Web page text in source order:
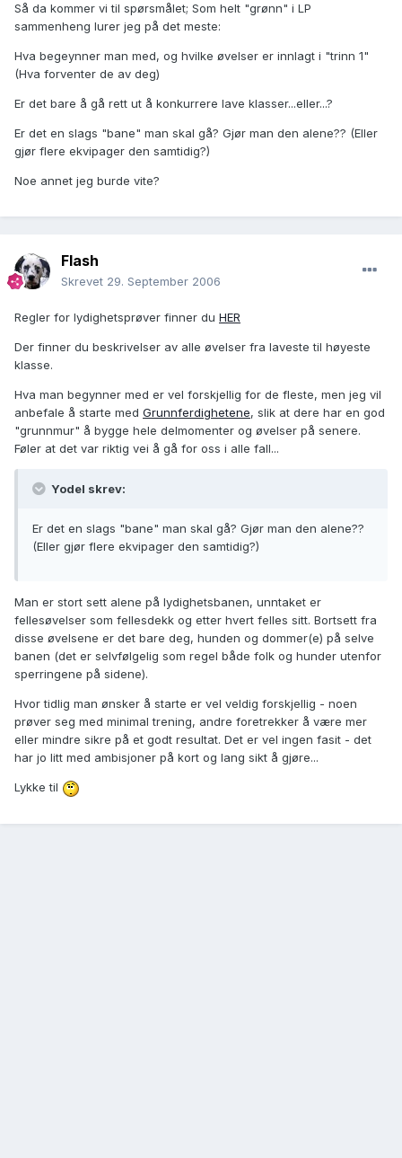
Så da kommer vi til spørsmålet; Som helt "grønn" i LP
sammenheng lurer jeg på det meste:
Hva begeynner man med, og hvilke øvelser er innlagt i "trinn 1"
(Hva forventer de av deg)
Er det bare å gå rett ut å konkurrere lave klasser...eller...?
Er det en slags "bane" man skal gå? Gjør man den alene?? (Eller
gjør flere ekvipager den samtidig?)
Noe annet jeg burde vite?
Flash
Skrevet 29. September 2006
Regler for lydighetsprøver finner du HER
Der finner du beskrivelser av alle øvelser fra laveste til høyeste
klasse.
Hva man begynner med er vel forskjellig for de fleste, men jeg vil
anbefale å starte med Grunnferdighetene, slik at dere har en god
"grunnmur" å bygge hele delmomenter og øvelser på senere.
Føler at det var riktig vei å gå for oss i alle fall...
Yodel skrev:
Er det en slags "bane" man skal gå? Gjør man den alene??
(Eller gjør flere ekvipager den samtidig?)
Man er stort sett alene på lydighetsbanen, unntaket er
fellesøvelser som fellesdekk og etter hvert felles sitt. Bortsett fra
disse øvelsene er det bare deg, hunden og dommer(e) på selve
banen (det er selvfølgelig som regel både folk og hunder utenfor
sperringene på sidene).
Hvor tidlig man ønsker å starte er vel veldig forskjellig - noen
prøver seg med minimal trening, andre foretrekker å være mer
eller mindre sikre på et godt resultat. Det er vel ingen fasit - det
har jo litt med ambisjoner på kort og lang sikt å gjøre...
Lykke til